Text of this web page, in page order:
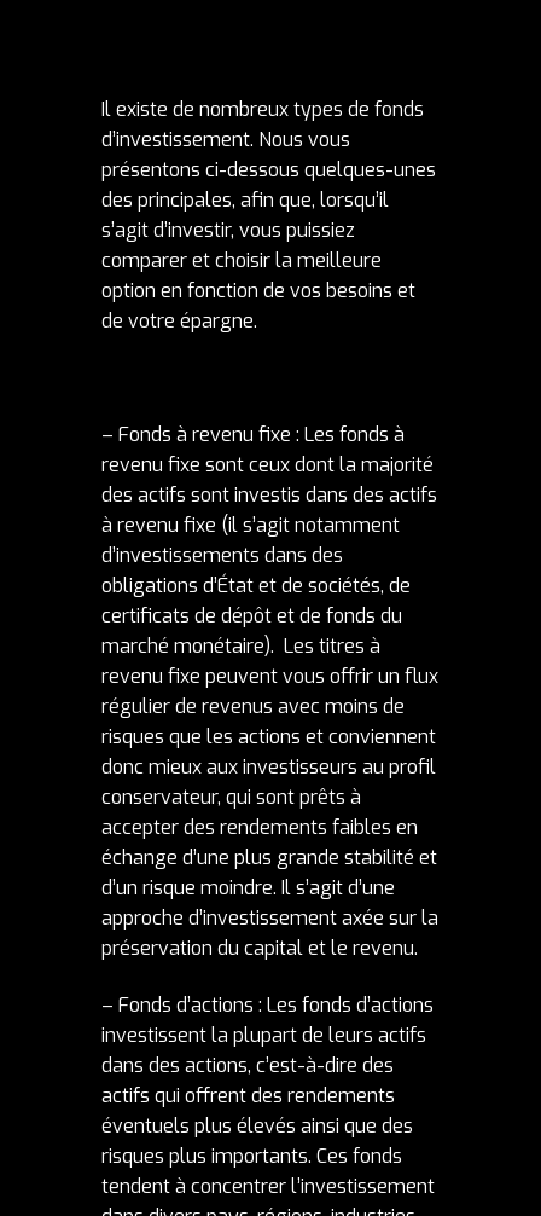
Il existe de nombreux types de fonds
d’investissement. Nous vous
présentons ci-dessous quelques-unes
des principales, afin que, lorsqu’il
s’agit d’investir, vous puissiez
comparer et choisir la meilleure
option en fonction de vos besoins et
de votre épargne.
– Fonds à revenu fixe : Les fonds à
revenu fixe sont ceux dont la majorité
des actifs sont investis dans des actifs
à revenu fixe (il s’agit notamment
d’investissements dans des
obligations d’État et de sociétés, de
certificats de dépôt et de fonds du
marché monétaire). Les titres à
revenu fixe peuvent vous offrir un flux
régulier de revenus avec moins de
risques que les actions et conviennent
donc mieux aux investisseurs au profil
conservateur, qui sont prêts à
accepter des rendements faibles en
échange d’une plus grande stabilité et
d’un risque moindre. Il s’agit d’une
approche d’investissement axée sur la
préservation du capital et le revenu.
– Fonds d’actions : Les fonds d’actions
investissent la plupart de leurs actifs
dans des actions, c’est-à-dire des
actifs qui offrent des rendements
éventuels plus élevés ainsi que des
risques plus importants. Ces fonds
tendent à concentrer l’investissement